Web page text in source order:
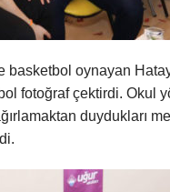
oynayan
fotoğraf çektirdi. Okul
duydukları